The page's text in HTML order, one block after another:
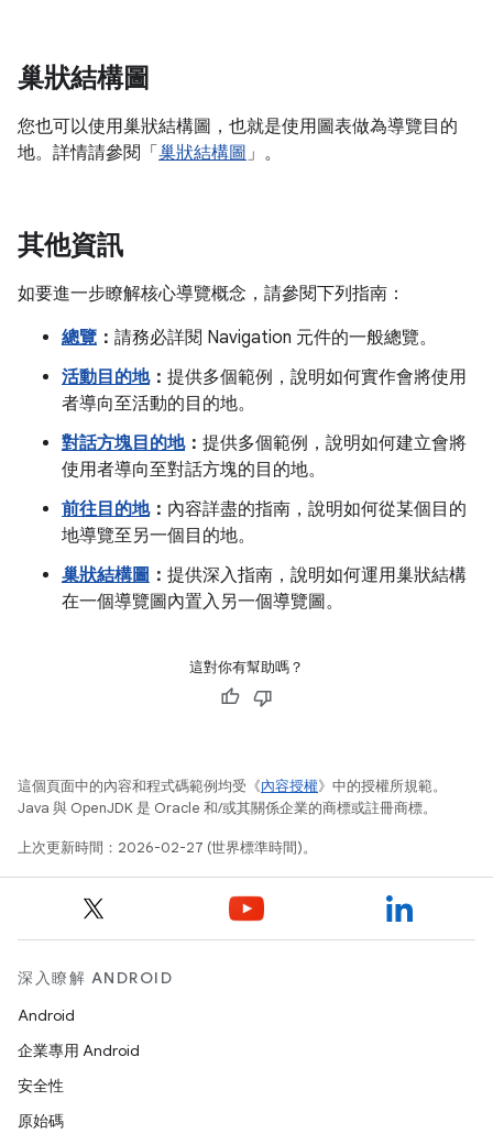
巢狀結構圖
您也可以使用巢狀結構圖，也就是使用圖表做為導覽目的
地。詳情請參閱「 巢狀結構圖 」。
其他資訊
如要進一步瞭解核心導覽概念，請參閱下列指南：
總覽 ： 請務必詳閱 Navigation 元件的一般總覽。
活動目的地： 提供多個範例，說明如何實作會將使用
者導向至活動的目的地。
對話方塊目的地： 提供多個範例，說明如何建立會將
使用者導向至對話方塊的目的地。
前往目的地： 內容詳盡的指南，說明如何從某個目的
地導覽至另一個目的地。
巢狀結構圖 ： 提供深入指南，說明如何運用巢狀結構
在一個導覽圖內置入另一個導覽圖。
這對你有幫助嗎？
這個頁面中的內容和程式碼範例均受《內容授權》中的授權所規範。
Java 與 OpenJDK 是 Oracle 和/或其關係企業的商標或註冊商標。
上次更新時間：2026-02-27 (世界標準時間)。
深入瞭解 ANDROID
Android
企業專用 Android
安全性
原始碼